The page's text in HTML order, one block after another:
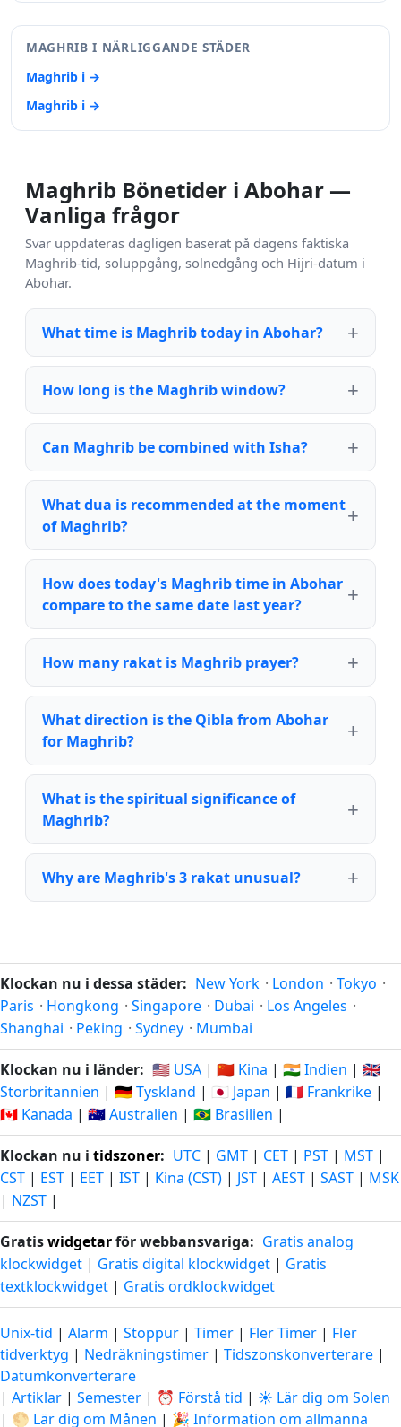
MAGHRIB I NÄRLIGGANDE STÄDER
Maghrib i →
Maghrib i →
Maghrib Bönetider i Abohar —
Vanliga frågor
Svar uppdateras dagligen baserat på dagens faktiska
Maghrib-tid, soluppgång, solnedgång och Hijri-datum i
Abohar.
What time is Maghrib today in Abohar?
How long is the Maghrib window?
Can Maghrib be combined with Isha?
What dua is recommended at the moment
of Maghrib?
How does today's Maghrib time in Abohar
compare to the same date last year?
How many rakat is Maghrib prayer?
What direction is the Qibla from Abohar
for Maghrib?
What is the spiritual significance of
Maghrib?
Why are Maghrib's 3 rakat unusual?
Klockan nu i dessa städer: New York · London · Tokyo ·
Paris · Hongkong · Singapore · Dubai · Los Angeles ·
Shanghai · Peking · Sydney · Mumbai
Klockan nu i länder: 🇺🇸 USA | 🇨🇳 Kina | 🇮🇳 Indien | 🇬🇧
Storbritannien | 🇩🇪 Tyskland | 🇯🇵 Japan | 🇫🇷 Frankrike |
🇨🇦 Kanada | 🇦🇺 Australien | 🇧🇷 Brasilien |
Klockan nu i tidszoner: UTC | GMT | CET | PST | MST |
CST | EST | EET | IST | Kina (CST) | JST | AEST | SAST | MSK
| NZST |
Gratiswidgetarför webbansvariga: Gratis analog
klockwidget | Gratis digital klockwidget | Gratis
textklockwidget | Gratis ordklockwidget
Unix-tid | Alarm | Stoppur | Timer | Fler Timer | Fler
tidverktyg | Nedräkningstimer | Tidszonskonverterare |
Datumkonverterare
| Artiklar | Semester | ⏰ Förstå tid | ☀️ Lär dig om Solen
| 🌕 Lär dig om Månen | 🎉 Information om allmänna